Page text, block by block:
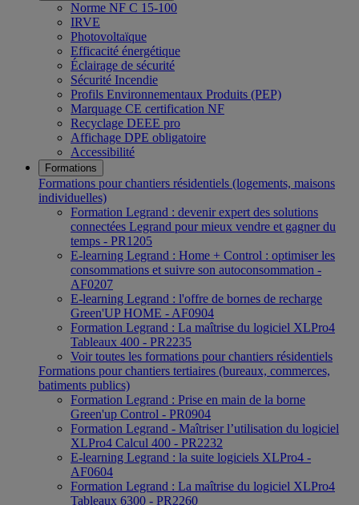
Norme NF C 15-100
IRVE
Photovoltaïque
Efficacité énergétique
Éclairage de sécurité
Sécurité Incendie
Profils Environnementaux Produits (PEP)
Marquage CE certification NF
Recyclage DEEE pro
Affichage DPE obligatoire
Accessibilité
Formations
Formations pour chantiers résidentiels (logements, maisons
individuelles)
Formation Legrand : devenir expert des solutions
connectées Legrand pour mieux vendre et gagner du
temps - PR1205
E-learning Legrand : Home + Control : optimiser les
consommations et suivre son autoconsommation -
AF0207
E-learning Legrand : l'offre de bornes de recharge
Green'UP HOME - AF0904
Formation Legrand : La maîtrise du logiciel XLPro4
Tableaux 400 - PR2235
Voir toutes les formations pour chantiers résidentiels
Formations pour chantiers tertiaires (bureaux, commerces,
batiments publics)
Formation Legrand : Prise en main de la borne
Green'up Control - PR0904
Formation Legrand - Maîtriser l’utilisation du logiciel
XLPro4 Calcul 400 - PR2232
E-learning Legrand : la suite logiciels XLPro4 -
AF0604
Formation Legrand : La maîtrise du logiciel XLPro4
Tableaux 6300 - PR2260